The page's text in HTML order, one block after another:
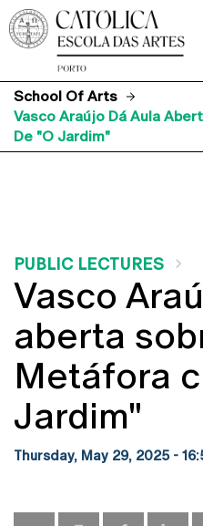
School Of Arts
Vasco Araújo Dá Aula
De "O Jardim"
PUBLIC LECTURES
Vasco
aberta
Metáfora
Jardim"
Thursday, May 29, 2025 -